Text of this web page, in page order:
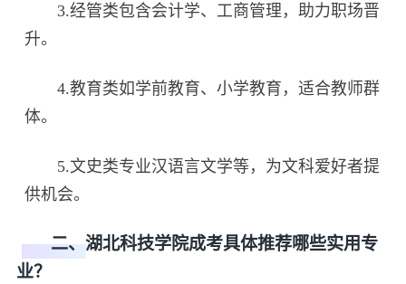
3.经管类包含会计学、工商管理，助力职场晋
升。
4.教育类如学前教育、小学教育，适合教师群
体。
5.文史类专业汉语言文学等，为文科爱好者提
供机会。
二、湖北科技学院成考具体推荐哪些实用专
业？